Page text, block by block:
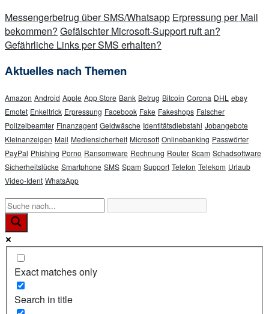
Messengerbetrug über SMS/Whatsapp Erpressung per Mail
bekommen? Gefälschter Microsoft-Support ruft an?
Gefährliche Links per SMS erhalten?
Aktuelles nach Themen
Amazon Android Apple App Store Bank Betrug Bitcoin Corona DHL ebay
Emotet Enkeltrick Erpressung Facebook Fake Fakeshops Falscher
Polizeibeamter Finanzagent Geldwäsche Identitätsdiebstahl Jobangebote
Kleinanzeigen Mail Mediensicherheit Microsoft Onlinebanking Passwörter
PayPal Phishing Porno Ransomware Rechnung Router Scam Schadsoftware
Sicherheitslücke Smartphone SMS Spam Support Telefon Telekom Urlaub
Video-Ident WhatsApp
Exact matches only
Search in title